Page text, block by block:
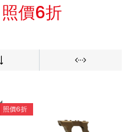
價6折
照價6折